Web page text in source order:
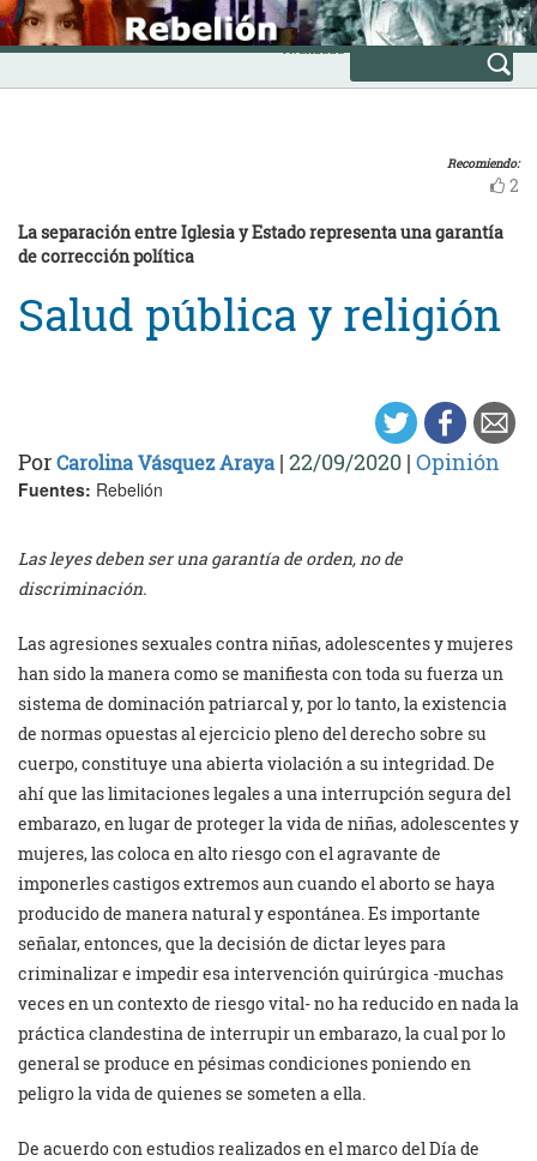
Skip
to
content
INICIO
Avanzada
Recomiendo:
2
La separación entre Iglesia y Estado representa una garantía
de corrección política
Salud pública y religión
PorCarolina Vásquez Araya | 22/09/2020 | Opinión
Fuentes: Rebelión
Las leyes deben ser una garantía de orden, no de
discriminación.
Las agresiones sexuales contra niñas, adolescentes y mujeres
han sido la manera como se manifiesta con toda su fuerza un
sistema de dominación patriarcal y, por lo tanto, la existencia
de normas opuestas al ejercicio pleno del derecho sobre su
cuerpo, constituye una abierta violación a su integridad. De
ahí que las limitaciones legales a una interrupción segura del
embarazo, en lugar de proteger la vida de niñas, adolescentes y
mujeres, las coloca en alto riesgo con el agravante de
imponerles castigos extremos aun cuando el aborto se haya
producido de manera natural y espontánea. Es importante
señalar, entonces, que la decisión de dictar leyes para
criminalizar e impedir esa intervención quirúrgica -muchas
veces en un contexto de riesgo vital- no ha reducido en nada la
práctica clandestina de interrupir un embarazo, la cual por lo
general se produce en pésimas condiciones poniendo en
peligro la vida de quienes se someten a ella.
De acuerdo con estudios realizados en el marco del Día de